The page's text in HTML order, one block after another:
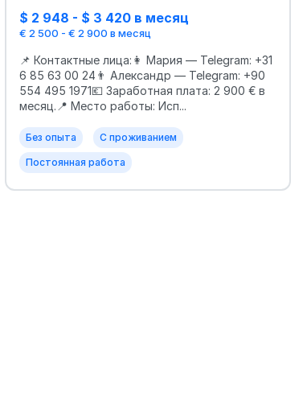
$ 2 948 - $ 3 420 в месяц
€ 2 500 - € 2 900 в месяц
📌 Контактные лица:👩 Мария — Telegram: +31
6 85 63 00 24👨 Александр — Telegram: +90
554 495 1971💶 Заработная плата: 2 900 € в
месяц.📍 Место работы: Исп...
Без опыта С проживанием
Постоянная работа